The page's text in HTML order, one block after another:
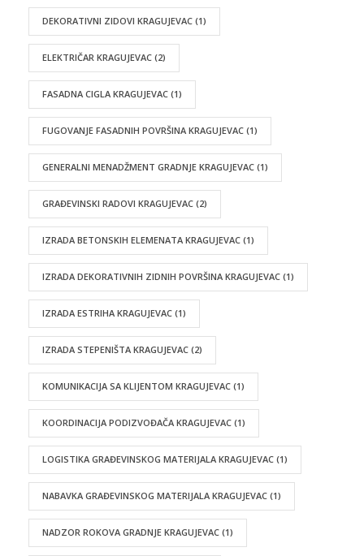
DEKORATIVNI ZIDOVI KRAGUJEVAC (1)
ELEKTRIČAR KRAGUJEVAC (2)
FASADNA CIGLA KRAGUJEVAC (1)
FUGOVANJE FASADNIH POVRŠINA KRAGUJEVAC (1)
GENERALNI MENADŽMENT GRADNJE KRAGUJEVAC (1)
GRAĐEVINSKI RADOVI KRAGUJEVAC (2)
IZRADA BETONSKIH ELEMENATA KRAGUJEVAC (1)
IZRADA DEKORATIVNIH ZIDNIH POVRŠINA KRAGUJEVAC (1)
IZRADA ESTRIHA KRAGUJEVAC (1)
IZRADA STEPENIŠTA KRAGUJEVAC (2)
KOMUNIKACIJA SA KLIJENTOM KRAGUJEVAC (1)
KOORDINACIJA PODIZVOĐAČA KRAGUJEVAC (1)
LOGISTIKA GRAĐEVINSKOG MATERIJALA KRAGUJEVAC (1)
NABAVKA GRAĐEVINSKOG MATERIJALA KRAGUJEVAC (1)
NADZOR ROKOVA GRADNJE KRAGUJEVAC (1)